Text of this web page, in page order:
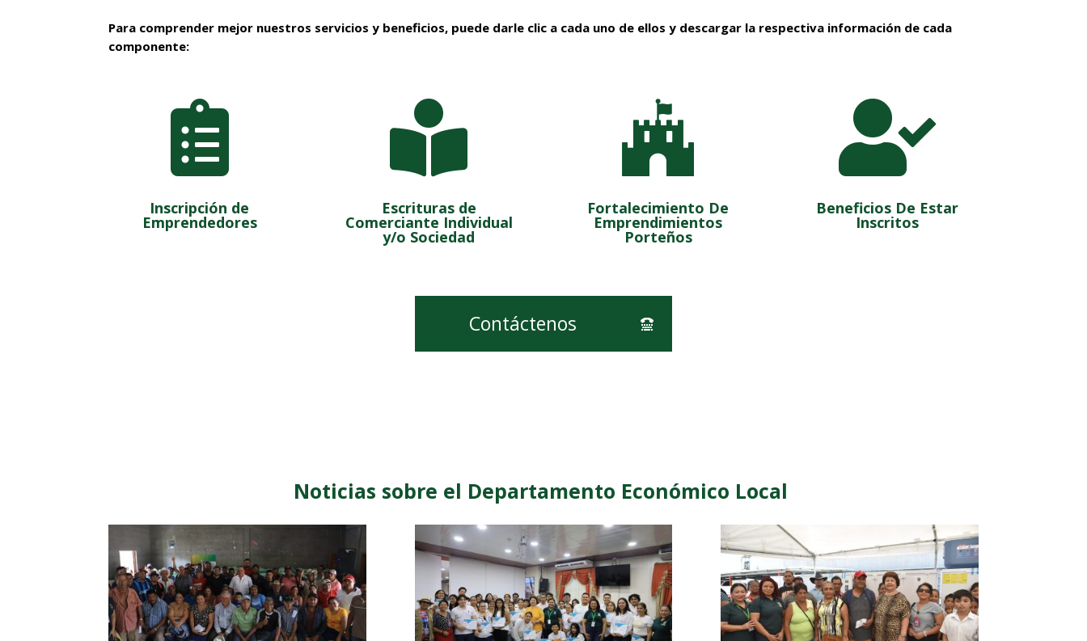
Para comprender mejor nuestros servicios y beneficios, puede darle clic a cada uno de ellos y descargar la respectiva información de cada
componente:

Inscripción de
Emprendedores

Escrituras de
Comerciante Individual
y/o Sociedad

Fortalecimiento De
Emprendimientos
Porteños

Beneficios De Estar
Inscritos
Contáctenos
Noticias sobre el Departamento Económico Local